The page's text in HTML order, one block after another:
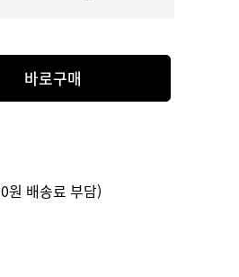
바로구매
원 배송료 부담)